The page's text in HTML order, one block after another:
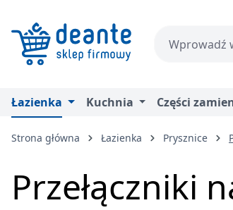
Łazienka Kuchnia Części
Strona główna Łazienka Prysznice
Przełączniki